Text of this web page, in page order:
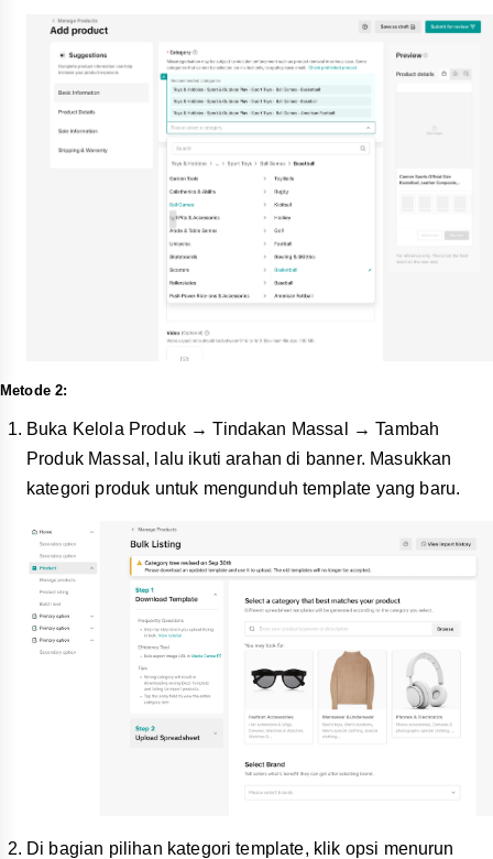
Metode 2:
Buka Kelola Produk → Tindakan Massal → Tambah
Produk Massal, lalu ikuti arahan di banner. Masukkan
kategori produk untuk mengunduh template yang baru.
Di bagian pilihan kategori template, klik opsi menurun